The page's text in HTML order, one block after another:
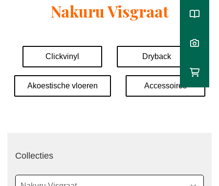
Nakuru Visgraat
Clickvinyl Dryback
Akoestische vloeren Accessoires
filter
Collecties